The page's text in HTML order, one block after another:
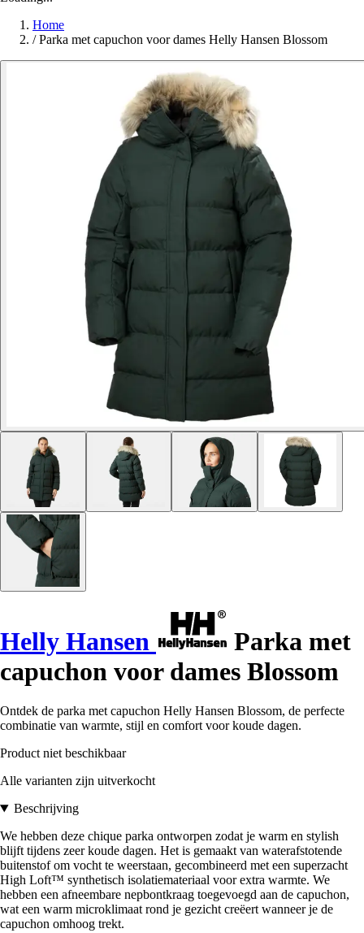
Home
/ Parka met capuchon voor dames Helly Hansen Blossom
Helly Hansen
Parka met
capuchon voor dames Blossom
Ontdek de parka met capuchon Helly Hansen Blossom, de perfecte
combinatie van warmte, stijl en comfort voor koude dagen.
Product niet beschikbaar
Alle varianten zijn uitverkocht
Beschrijving
We hebben deze chique parka ontworpen zodat je warm en stylish
blijft tijdens zeer koude dagen. Het is gemaakt van waterafstotende
buitenstof om vocht te weerstaan, gecombineerd met een superzacht
High Loft™ synthetisch isolatiemateriaal voor extra warmte. We
hebben een afneembare nepbontkraag toegevoegd aan de capuchon,
wat een warm microklimaat rond je gezicht creëert wanneer je de
capuchon omhoog trekt.